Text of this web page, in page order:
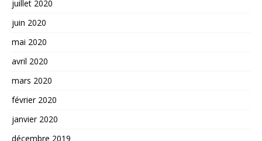
juillet 2020
juin 2020
mai 2020
avril 2020
mars 2020
février 2020
janvier 2020
décembre 2019